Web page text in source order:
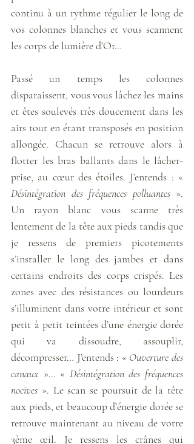
continu à un rythme régulier le long de
vos colonnes blanches et vous scannent
les corps de lumière d’Or…
Passé un temps les colonnes
disparaissent, vous vous lâchez les mains
et êtes soulevés très doucement dans les
airs tout en étant transposés en position
allongée. Chacun se retrouve alors à
flotter les bras ballants dans le lâcher-
Désintégration des fréquences polluantes ».
Un rayon blanc vous scanne très
lentement de la tête aux pieds tandis que
je ressens de premiers picotements
s’installer le long des jambes et dans
certains endroits des corps crispés. Les
zones avec des résistances ou lourdeurs
s’illuminent dans votre intérieur et sont
petit à petit teintées d’une énergie dorée
qui va dissoudre, assouplir,
décompresser… J’entends : « Ouverture des
canaux »… « Désintégration des fréquences
nocives ». Le scan se poursuit de la tête
aux pieds, et beaucoup d’énergie dorée se
retrouve maintenant au niveau de votre
3ème œil. Je ressens les crânes qui